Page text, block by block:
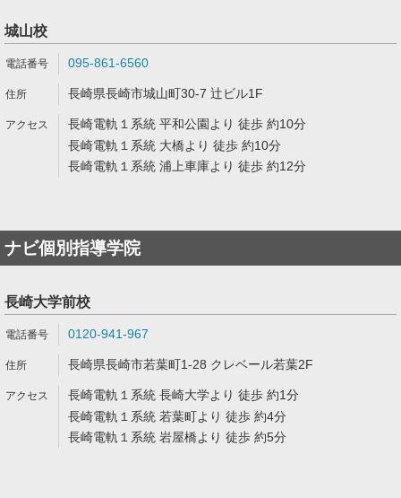
城山校
095-861-6560
長崎県長崎市城山町30-7 辻ビル1F
長崎電軌１系統 平和公園より 徒歩 約10分
長崎電軌１系統 大橋より 徒歩 約10分
長崎電軌１系統 浦上車庫より 徒歩 約12分
ナビ個別指導学院
長崎大学前校
0120-941-967
長崎県長崎市若葉町1-28 クレベール若葉2F
長崎電軌１系統 長崎大学より 徒歩 約1分
長崎電軌１系統 若葉町より 徒歩 約4分
長崎電軌１系統 岩屋橋より 徒歩 約5分